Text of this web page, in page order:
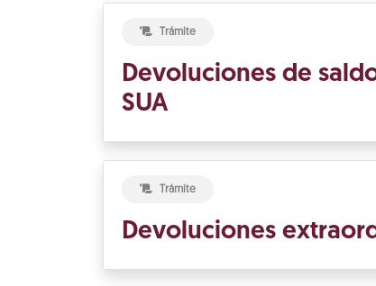
Trámite
Devoluciones de
SUA
Trámite
Devoluciones